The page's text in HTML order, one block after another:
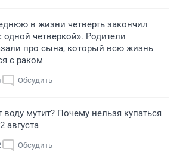
в жизни четверть закончил
четверкой». Родители
про сына, который всю жизнь
с раком
Обсудить
воду мутит? Почему нельзя купаться
августа
Обсудить